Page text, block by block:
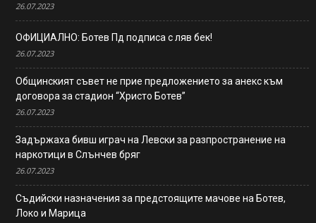
26.07.2023
ОФИЦИАЛНО: Ботев Пд подписа с ляв бек!
26.07.2023
Общинският съвет не прие предложението за анекс към
договора за стадион “Христо Ботев”
26.07.2023
Задържаха бивш играч на Левски за разпространение на
наркотици в Слънчев бряг
26.07.2023
Съдийски назначения за предстоящите мачове на Ботев,
Локо и Марица